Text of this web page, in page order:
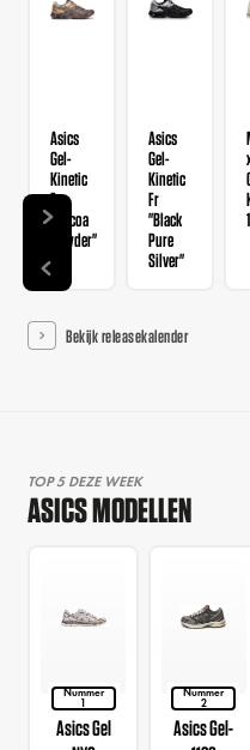
Asics
Gel-
Kinetic
Fr
"Cocoa
Powder"
Asics
Gel-
Kinetic
Fr
"Black
Pure
Silver"
Bekijk releasekalender
TOP 5 DEZE WEEK
ASICS MODELLEN
Nummer
1
Asics Gel
Nummer
2
Asics Gel-